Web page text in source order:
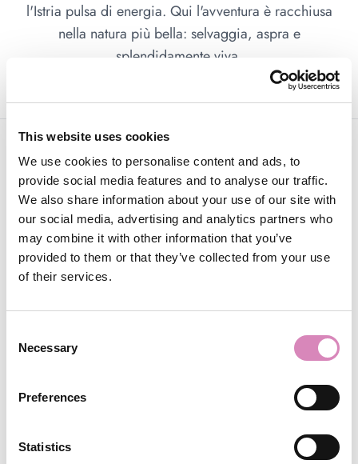
This website uses cookies
We use cookies to personalise content and ads, to
provide social media features and to analyse our traffic.
We also share information about your use of our site with
our social media, advertising and analytics partners who
may combine it with other information that you’ve
provided to them or that they’ve collected from your use
of their services.
Selection
Necessary
Preferences
Statistics
l'Istria pulsa di energia. Qui l'avventura è racchiusa
nella natura più bella: selvaggia, aspra e
splendidamente viva.
Rimani connesso
consigli locali e altro ancora